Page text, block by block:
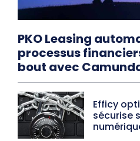
PKO Leasing
processus
bout avec
Efficy
sécurise